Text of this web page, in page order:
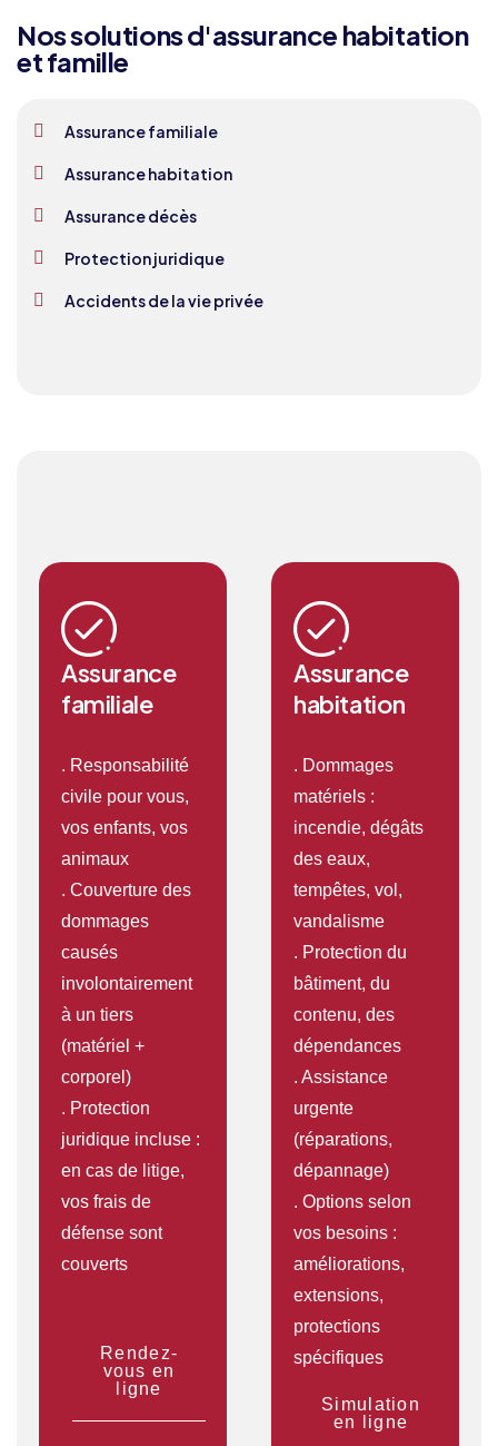
Nos solutions d'assurance habitation
et famille
Assurance familiale
Assurance habitation
Assurance décès
Protection juridique
Accidents de la vie privée
Assurance
familiale
. Responsabilité
civile pour vous,
vos enfants, vos
animaux
. Couverture des
dommages
causés
involontairement
à un tiers
(matériel +
corporel)
. Protection
juridique incluse :
en cas de litige,
vos frais de
défense sont
couverts
Rendez-
vous en
ligne
Assurance
habitation
. Dommages
matériels :
incendie, dégâts
des eaux,
tempêtes, vol,
vandalisme
. Protection du
bâtiment, du
contenu, des
dépendances
. Assistance
urgente
(réparations,
dépannage)
. Options selon
vos besoins :
améliorations,
extensions,
protections
spécifiques
Simulation
en ligne